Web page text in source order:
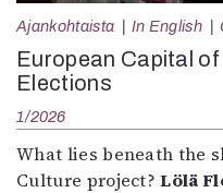
Ajankohtaista In English
European Capital
Elections
1/2026
What lies beneath the
Culture project?Lölä